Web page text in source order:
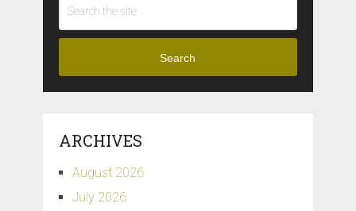
Search
ARCHIVES
August 2026
July 2026